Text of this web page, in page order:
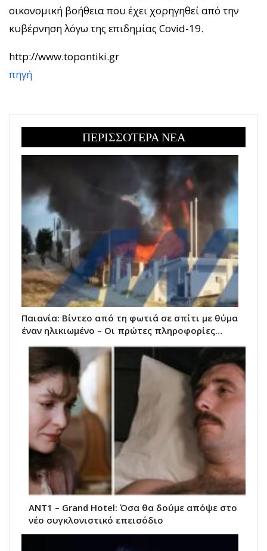
οικονομική βοήθεια που έχει χορηγηθεί από την
κυβέρνηση λόγω της επιδημίας Covid-19.
http://www.topontiki.gr
πηγή
ΠΕΡΙΣΣΟΤΕΡΑ ΝΕΑ
Παιανία: Βίντεο από τη φωτιά σε σπίτι με θύμα
έναν ηλικιωμένο – Οι πρώτες πληροφορίες…
ΑΝΤ1 – Grand Hotel: Όσα θα δούμε απόψε στο
νέο συγκλονιστικό επεισόδιο